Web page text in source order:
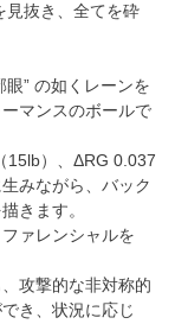
見抜き、全てを砕
” の如くレーンを
マンスのボールで
15lb）、ΔRG 0.037
みながら、バック
きます。
ァレンシャルを
攻撃的な非対称的
き、状況に応じ